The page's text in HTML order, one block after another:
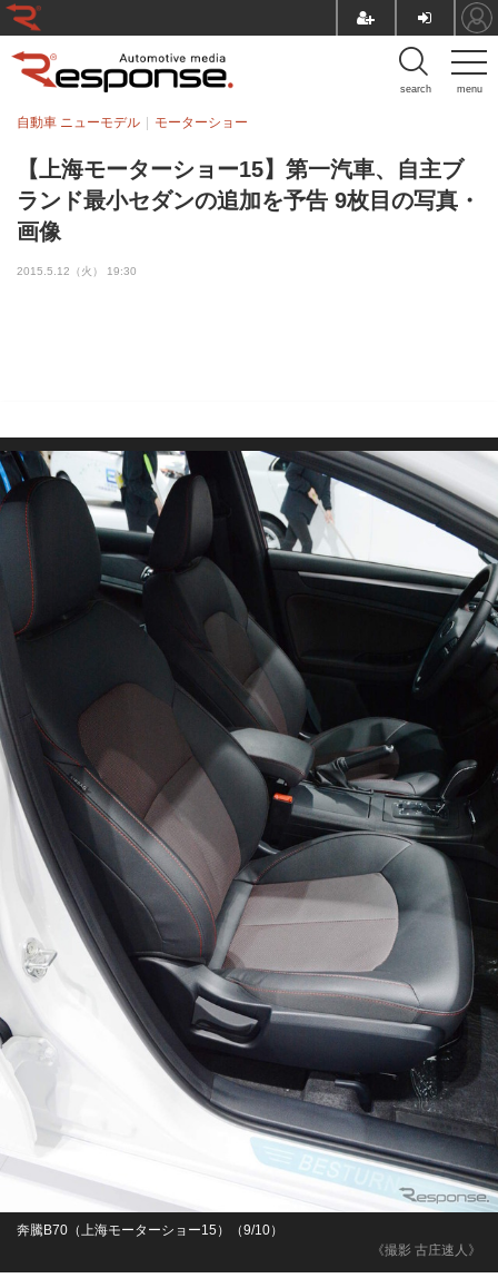
menu
search
【上海モーターショー15】第一汽車、自主ブ
ランド最小セダンの追加を予告 9枚目の写真・
画像
自動車 ニューモデル モーターショー
2015.5.12（火） 19:30
《撮影 古庄速人》
奔騰B70（上海モーターショー15）（9/10）